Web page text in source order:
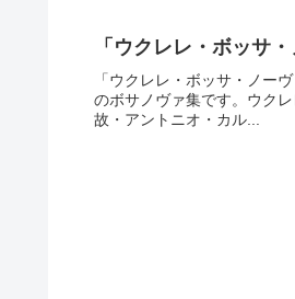
「ウクレレ・ボッサ
「ウクレレ・ボッサ・ノー
のボサノヴァ集です。ウク
故・アントニオ・カル...